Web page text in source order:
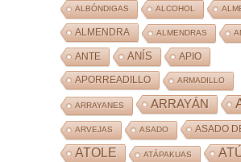
ALBÓNDIGAS ALCOHOL
ALMENDRA ALMENDRAS
ANTE ANÍS APIO
APORREADILLO ARMADILLO
ARRAYANES ARRAYÁN
ARVEJAS ASADO ASADO
ATOLE ATÁPAKUAS